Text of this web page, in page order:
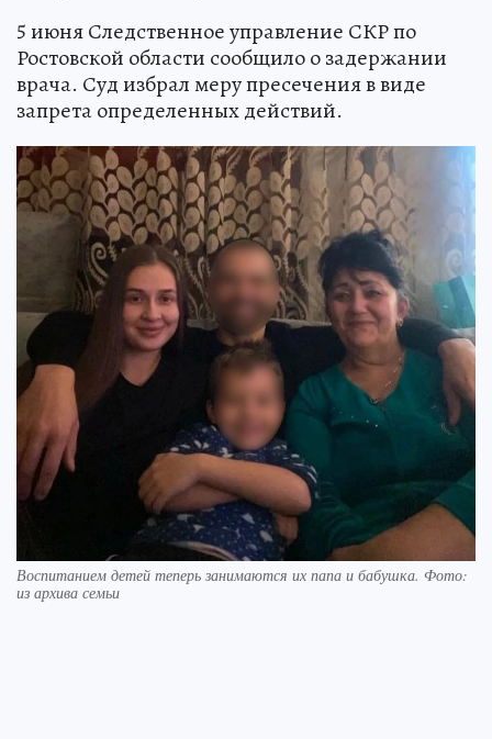
5 июня Следственное управление СКР по
Ростовской области сообщило о задержании
врача. Суд избрал меру пресечения в виде
запрета определенных действий.
Воспитанием детей теперь занимаются их папа и бабушка. Фото:
из архива семьи